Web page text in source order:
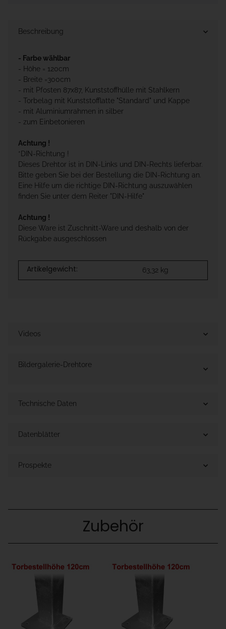
Beschreibung
- Farbe wählbar
- Höhe = 120cm
- Breite =300cm
- mit Pfosten 87x87, Kunststoffhülle mit Stahlkern
- Torbelag mit Kunststofflatte "Standard" und Kappe
- mit Aluminiumrahmen in silber
- zum Einbetonieren
Achtung !
*DIN-Richtung !
Dieses Drehtor ist in DIN-Links und DIN-Rechts lieferbar.
Bitte geben Sie bei der Bestellung die DIN-Richtung an.
Eine Hilfe um die richtige DIN-Richtung auszuwählen
finden Sie unter dem Reiter "DIN-Hilfe"
Achtung !
Diese Ware ist Zuschnitt-Ware und deshalb von der
Rückgabe ausgeschlossen
Artikelgewicht: 63,32 kg
Videos
Bildergalerie-Drehtore
Technische Daten
Datenblätter
Prospekte
Zubehör